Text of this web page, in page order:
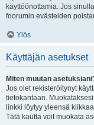
käyttöönottamia. Jos
foorumin evästeiden
Ylös
Käyttäjän asetukset
Miten muutan
Jos olet rekisteröitynyt
tietokantaan.
linkki löytyy yleensä
Tätä kautta voit muokata